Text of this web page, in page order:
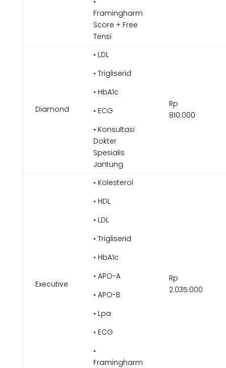
Framingharm
Score + Free
Tensi
Diamond
• LDL
• Trigliserid
• HbA1c
• ECG
• Konsultasi
Dokter
Spesialis
Jantung
Rp
810.000
Executive
• Kolesterol
• HDL
• LDL
• Trigliserid
• HbA1c
• APO-A
• APO-B
• Lpa
• ECG
•
Framingharm
Rp
2.035.000